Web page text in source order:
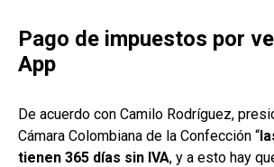
Pago de impuestos por
App
De acuerdo con Camilo Rodríguez,
Cámara Colombiana de la Confección “
tienen 365 días sin IVA, y a esto hay